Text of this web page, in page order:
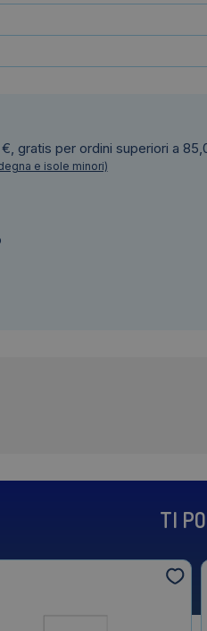
gratis per ordini superiori a
e isole minori)
TI